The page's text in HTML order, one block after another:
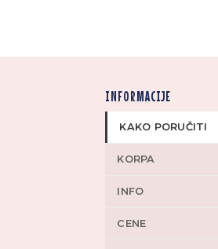
INFORMACIJE
KAKO PORUČITI
KORPA
INFO
CENE